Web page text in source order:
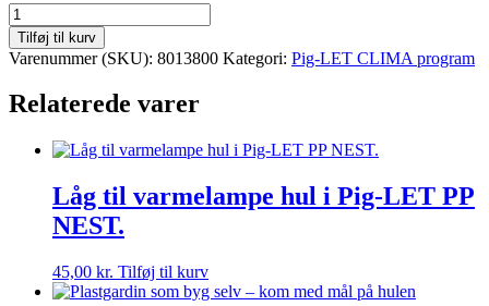
Pig-
LET
Plast
Curtains
Flytbar
plast
Tilføj til kurv
Varenummer (SKU): 8013800 Kategori: Pig-LET CLIMA program
Relaterede varer
Låg til varmelampe hul i Pig-LET PP
NEST.
45,00 kr. Tilføj til kurv